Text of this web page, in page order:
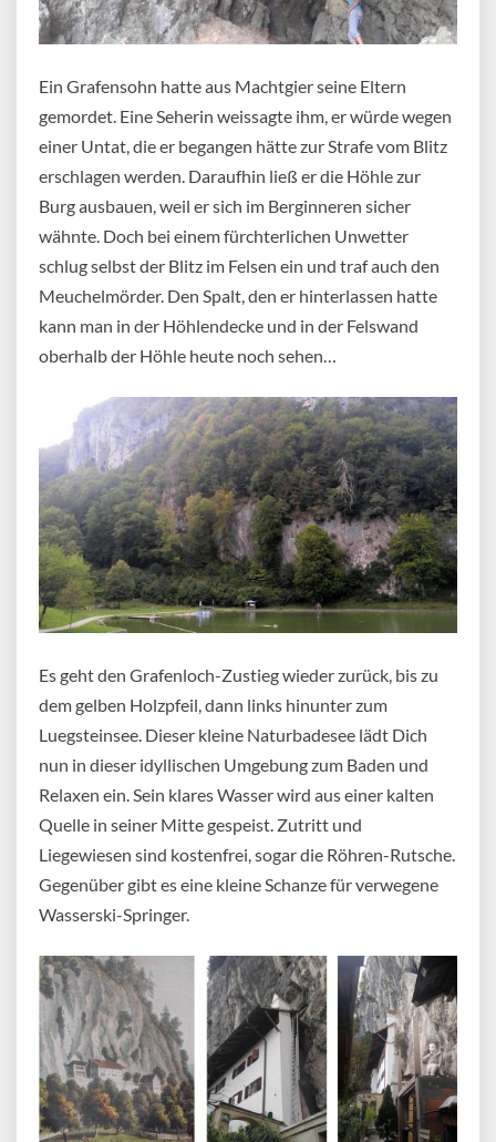
Ein Grafensohn hatte aus Machtgier seine Eltern
gemordet. Eine Seherin weissagte ihm, er würde wegen
einer Untat, die er begangen hätte zur Strafe vom Blitz
erschlagen werden. Daraufhin ließ er die Höhle zur
Burg ausbauen, weil er sich im Berginneren sicher
wähnte. Doch bei einem fürchterlichen Unwetter
schlug selbst der Blitz im Felsen ein und traf auch den
Meuchelmörder. Den Spalt, den er hinterlassen hatte
kann man in der Höhlendecke und in der Felswand
oberhalb der Höhle heute noch sehen…
Es geht den Grafenloch-Zustieg wieder zurück, bis zu
dem gelben Holzpfeil, dann links hinunter zum
Luegsteinsee. Dieser kleine Naturbadesee lädt Dich
nun in dieser idyllischen Umgebung zum Baden und
Relaxen ein. Sein klares Wasser wird aus einer kalten
Quelle in seiner Mitte gespeist. Zutritt und
Liegewiesen sind kostenfrei, sogar die Röhren-Rutsche.
Gegenüber gibt es eine kleine Schanze für verwegene
Wasserski-Springer.